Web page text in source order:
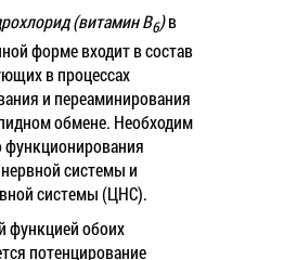
(витамин B6)в
форме входит в состав
в процессах
и переаминирования
обмене. Необходим
системы и
системы (ЦНС).
функцией обоих
потенцирование